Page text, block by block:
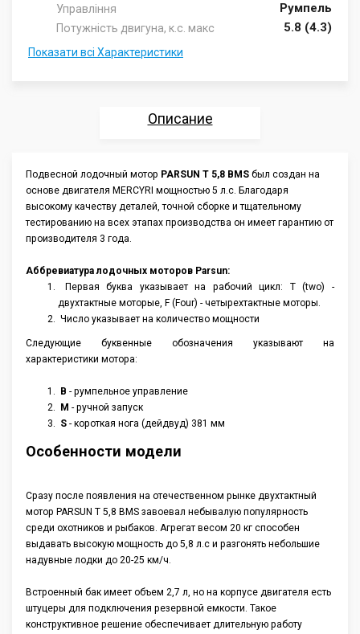
Управління Румпель
Потужність двигуна, к.с. макс 5.8 (4.3)
Показати всі Характеристики
Описание
Отзывы
Аксессуары
Подвесной лодочный мотор PARSUN T 5,8 BMS был создан на
основе двигателя MERCYRI мощностью 5 л.с. Благодаря
высокому качеству деталей, точной сборке и тщательному
тестированию на всех этапах производства он имеет гарантию от
производителя 3 года.
Аббревиатура лодочных моторов Parsun:
Первая буква указывает на рабочий цикл: T (two) -
двухтактные моторые, F (Four) - четырехтактные моторы.
Число указывает на количество мощности
Следующие буквенные обозначения указывают на
характеристики мотора:
B - румпельное управление
M - ручной запуск
S - короткая нога (дейдвуд) 381 мм
Особенности модели
Сразу после появления на отечественном рынке двухтактный
мотор PARSUN T 5,8 BMS завоевал небывалую популярность
среди охотников и рыбаков. Агрегат весом 20 кг способен
выдавать высокую мощность до 5,8 л.с и разгонять небольшие
надувные лодки до 20-25 км/ч.
Встроенный бак имеет объем 2,7 л, но на корпусе двигателя есть
штуцеры для подключения резервной емкости. Такое
конструктивное решение обеспечивает длительную работу